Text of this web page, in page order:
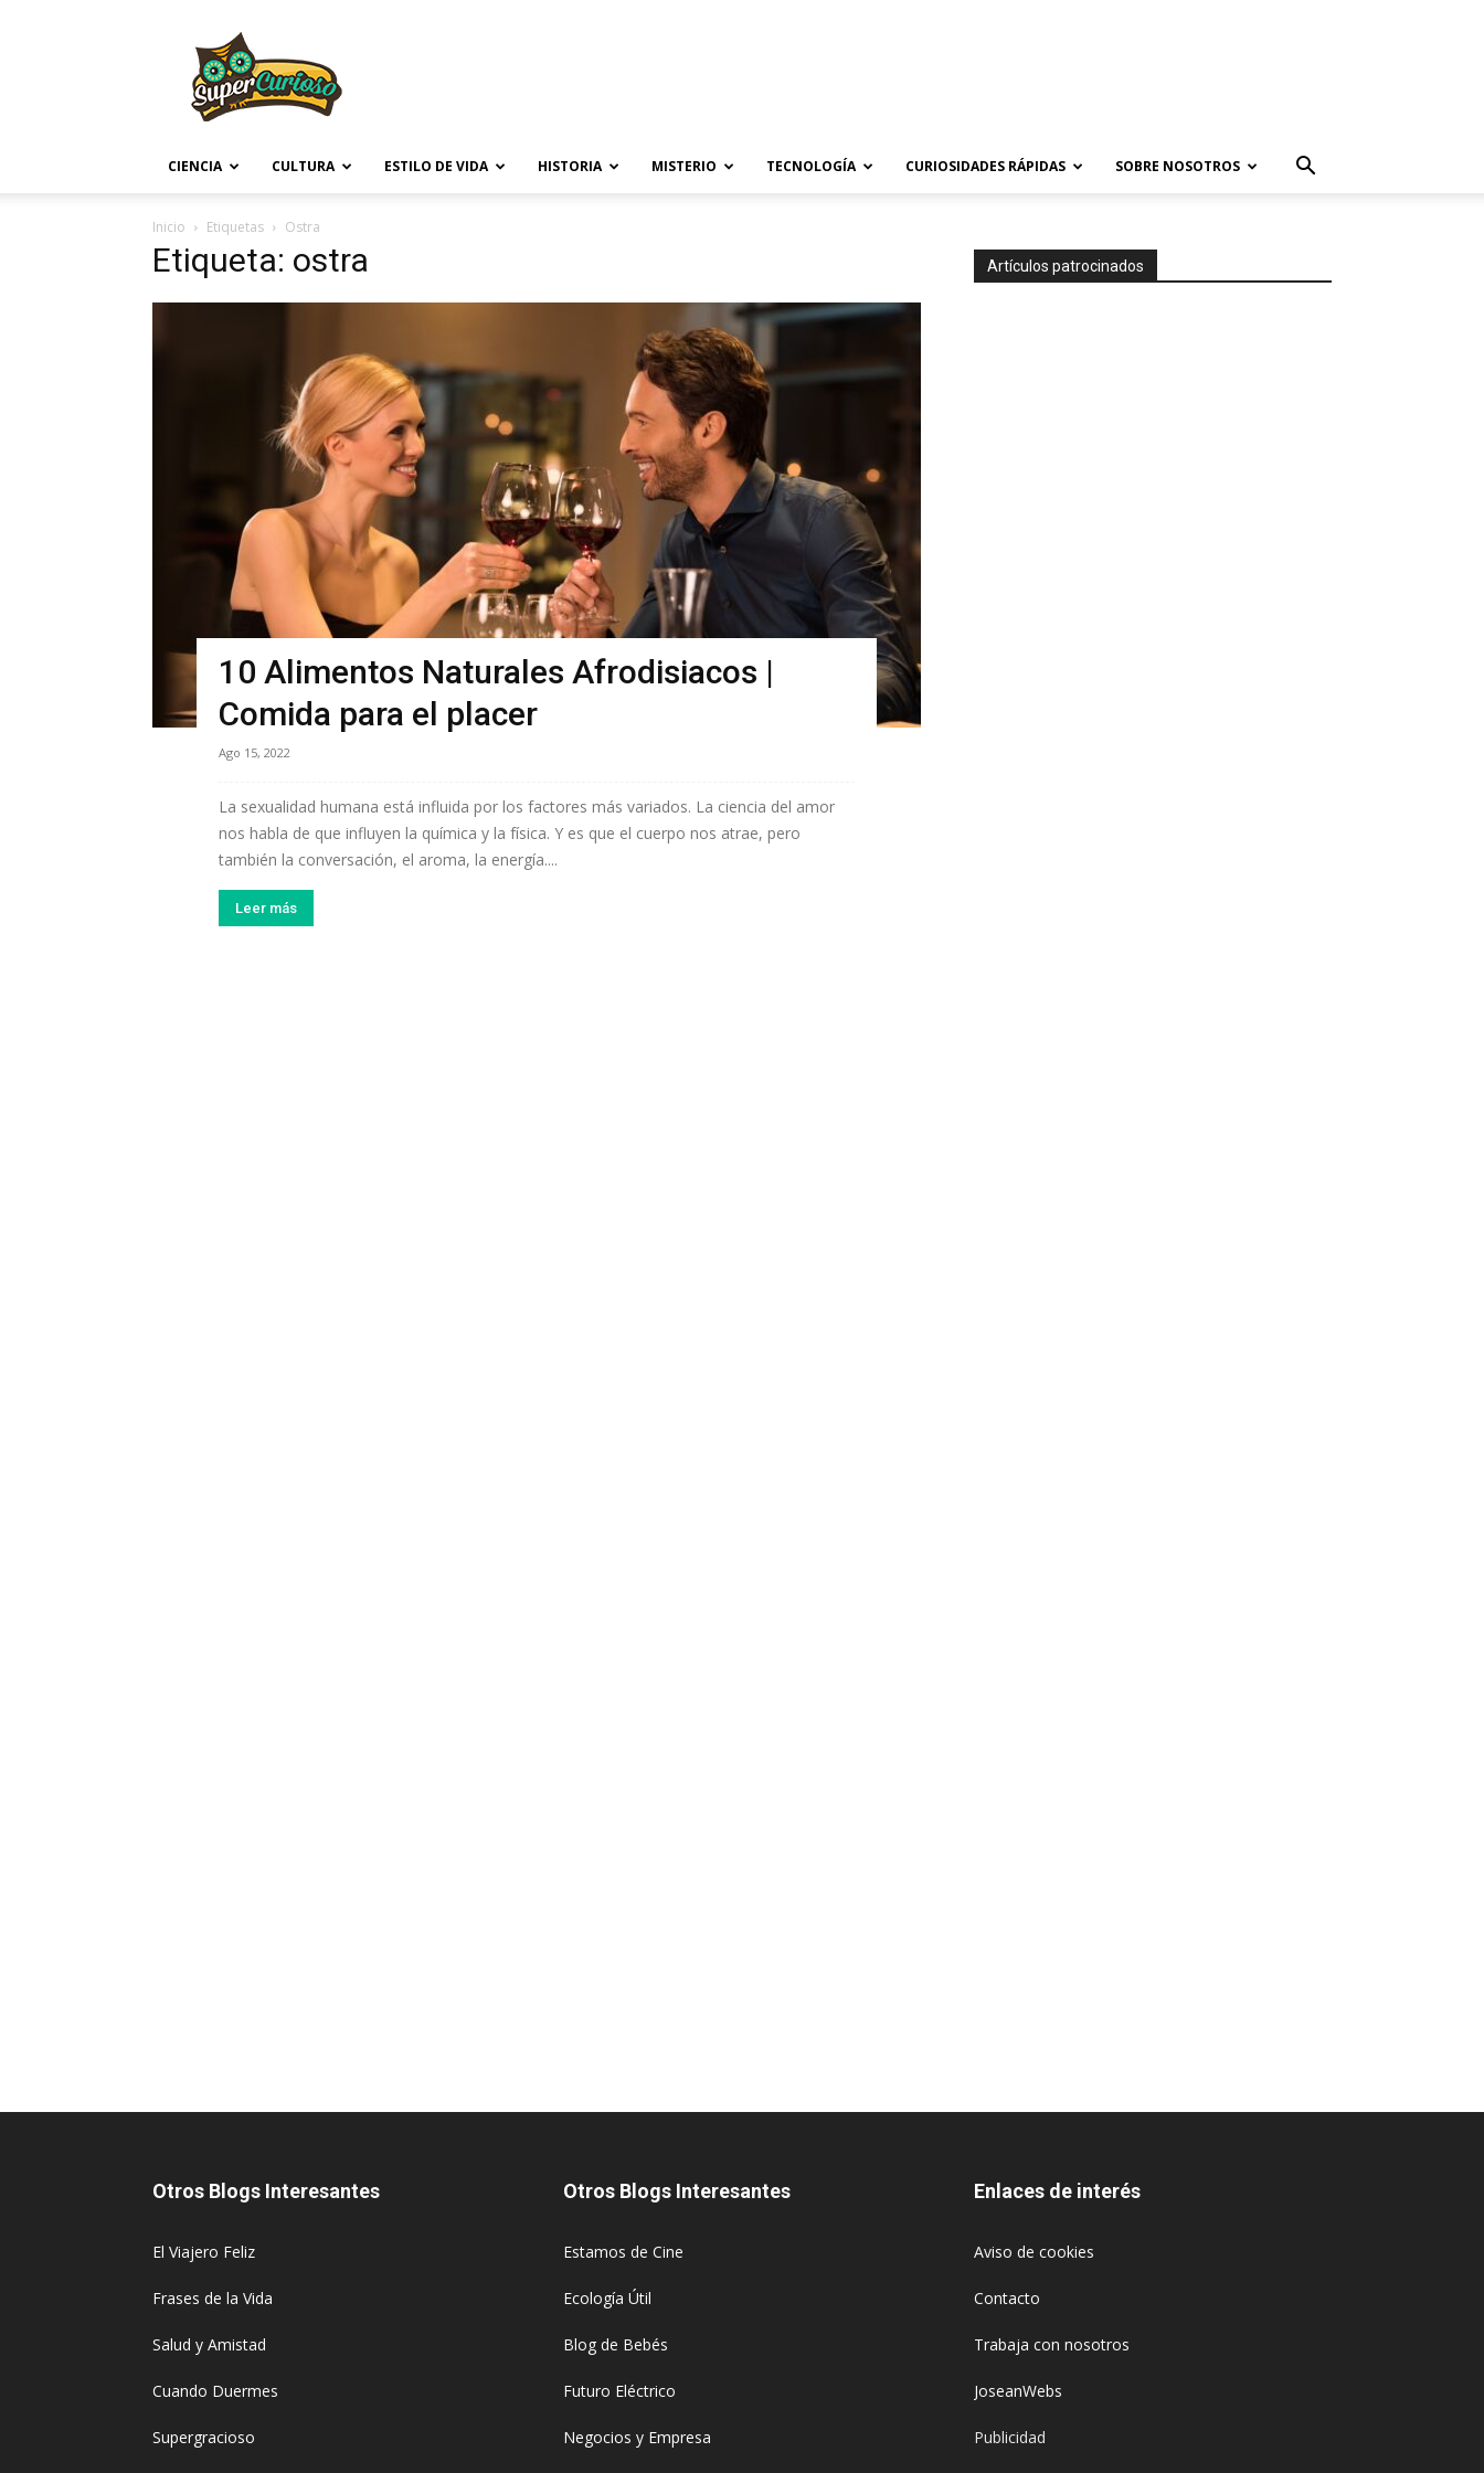
CIENCIA CULTURA ESTILO DE VIDA HISTORIA MISTERIO TECNOLOGÍA CURIOSIDADES RÁPIDAS SOBRE NOSOTROS
Inicio Etiquetas Ostra
Etiqueta: ostra
10 Alimentos Naturales Afrodisiacos |
Comida para el placer
Ago 15, 2022
La sexualidad humana está influida por los factores más variados. La ciencia del amor
nos habla de que influyen la química y la física. Y es que el cuerpo nos atrae, pero
también la conversación, el aroma, la energía....
Leer más
Artículos patrocinados
Otros Blogs Interesantes
El Viajero Feliz
Frases de la Vida
Salud y Amistad
Cuando Duermes
Supergracioso
Otros Blogs Interesantes
Estamos de Cine
Ecología Útil
Blog de Bebés
Futuro Eléctrico
Negocios y Empresa
Enlaces de interés
Aviso de cookies
Contacto
Trabaja con nosotros
JoseanWebs
Publicidad